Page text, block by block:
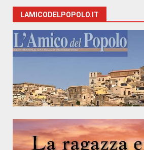
LAMICODELPOPOLO.IT